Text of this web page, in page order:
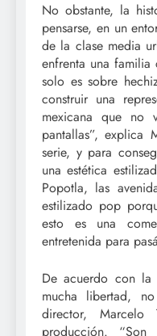
No obstante, la
pensarse, en un
de la clase media
enfrenta una
solo es sobre
construir una
mexicana que no
pantallas”, explica
serie, y para
una estética
Popotla, las
estilizado pop
esto es una
entretenida para
De acuerdo con
mucha libertad,
director,
producción.